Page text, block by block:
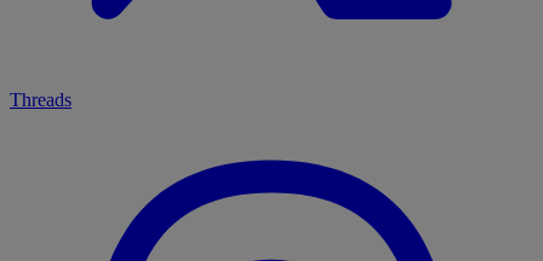
Threads